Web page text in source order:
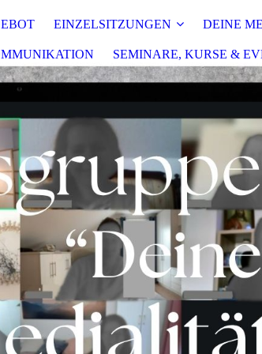
EINZELSITZUNGEN DEINE
SEMINARE, KURSE &